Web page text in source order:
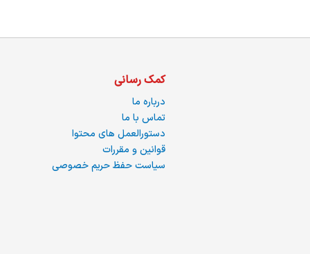
کمک رسانی
درباره ما
تماس با ما
دستورالعمل های محتوا
قوانین و مقررات
سیاست حفظ حریم خصوصی